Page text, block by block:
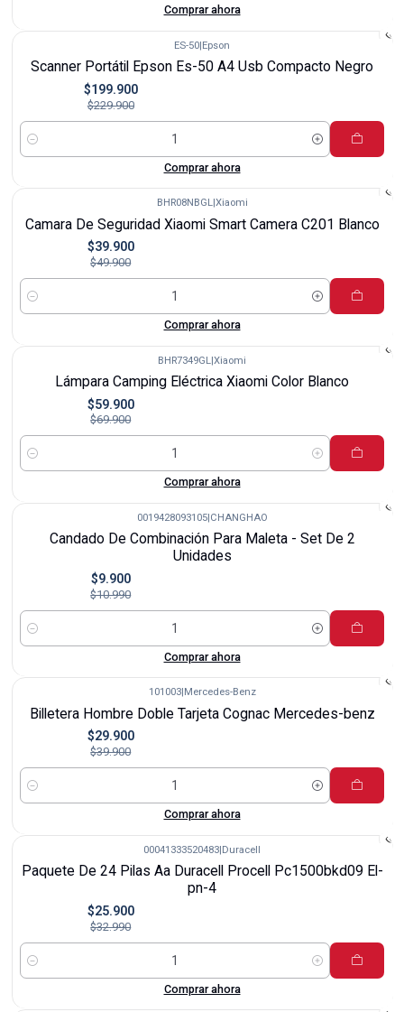
Comprar ahora
ES-50|Epson
Scanner Portátil Epson Es-50 A4 Usb Compacto Negro
$199.900
$229.900
Cantidad
Comprar ahora
BHR08NBGL| Xiaomi
Camara De Seguridad Xiaomi Smart Camera C201 Blanco
$39.900
$49.900
Cantidad
Comprar ahora
BHR7349GL|Xiaomi
Lámpara Camping Eléctrica Xiaomi Color Blanco
$59.900
$69.900
Cantidad
Comprar ahora
0019428093105|CHANGHAO
Candado De Combinación Para Maleta - Set De 2
Unidades
$9.900
$10.990
Cantidad
Comprar ahora
101003| Mercedes-Benz
Billetera Hombre Doble Tarjeta Cognac Mercedes-benz
$29.900
$39.900
Cantidad
Comprar ahora
00041333520483|Duracell
Paquete De 24 Pilas Aa Duracell Procell Pc1500bkd09 El-
pn-4
$25.900
$32.990
Cantidad
Comprar ahora